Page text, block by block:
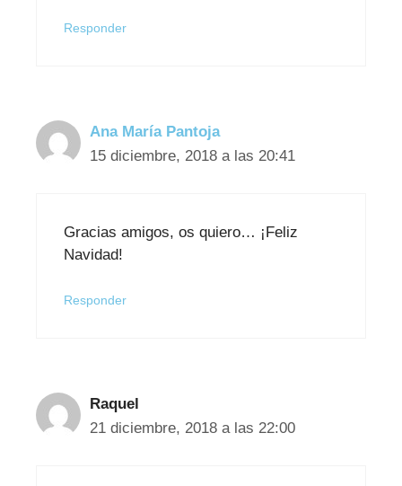
Responder
Ana María Pantoja
15 diciembre, 2018 a las 20:41
Gracias amigos, os quiero… ¡Feliz
Navidad!
Responder
Raquel
21 diciembre, 2018 a las 22:00